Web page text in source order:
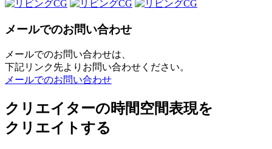
メールでのお問い合わせ
メールでのお問い合わせは、
下記リンク先よりお問い合わせください。
メールでのお問い合わせ
クリエイターの時間空間表現を
クリエイトする